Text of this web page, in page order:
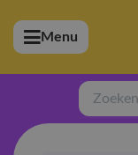
(Artiesten)
(Merchandise)
(Exclusive)
Menu
Zoeken